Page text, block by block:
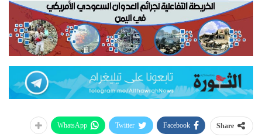
Share
Facebook
Twitter
WhatsApp